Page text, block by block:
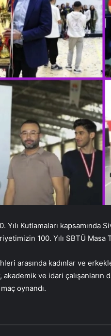
Yılı Kutlamaları kapsamında
100. Yılı SBTÜ
​​arasında kadınlar ve
ve idari çalışanların
oynandı.